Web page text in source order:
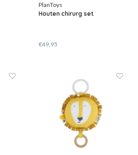
PlanToys
Houten chirurg set
€49,95